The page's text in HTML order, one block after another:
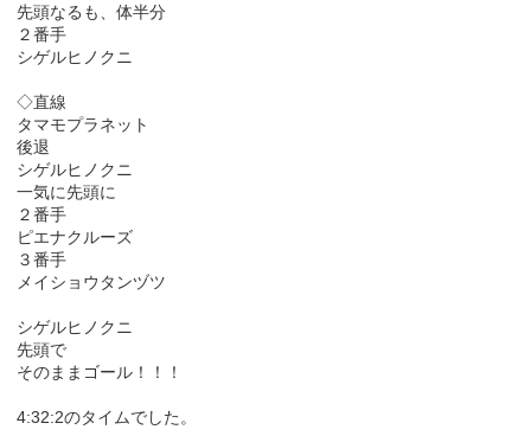
先頭なるも、体半分
２番手
シゲルヒノクニ
◇直線
タマモプラネット
後退
シゲルヒノクニ
一気に先頭に
２番手
ピエナクルーズ
３番手
メイショウタンヅツ
シゲルヒノクニ
先頭で
そのままゴール！！！
4:32:2のタイムでした。